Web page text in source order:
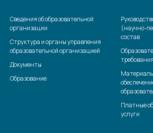
Сведения об образовательной
организации
Структура и органы управления
образовательной организацией
Документы
Образование
(научно-
состав
требования
Платные
услуги